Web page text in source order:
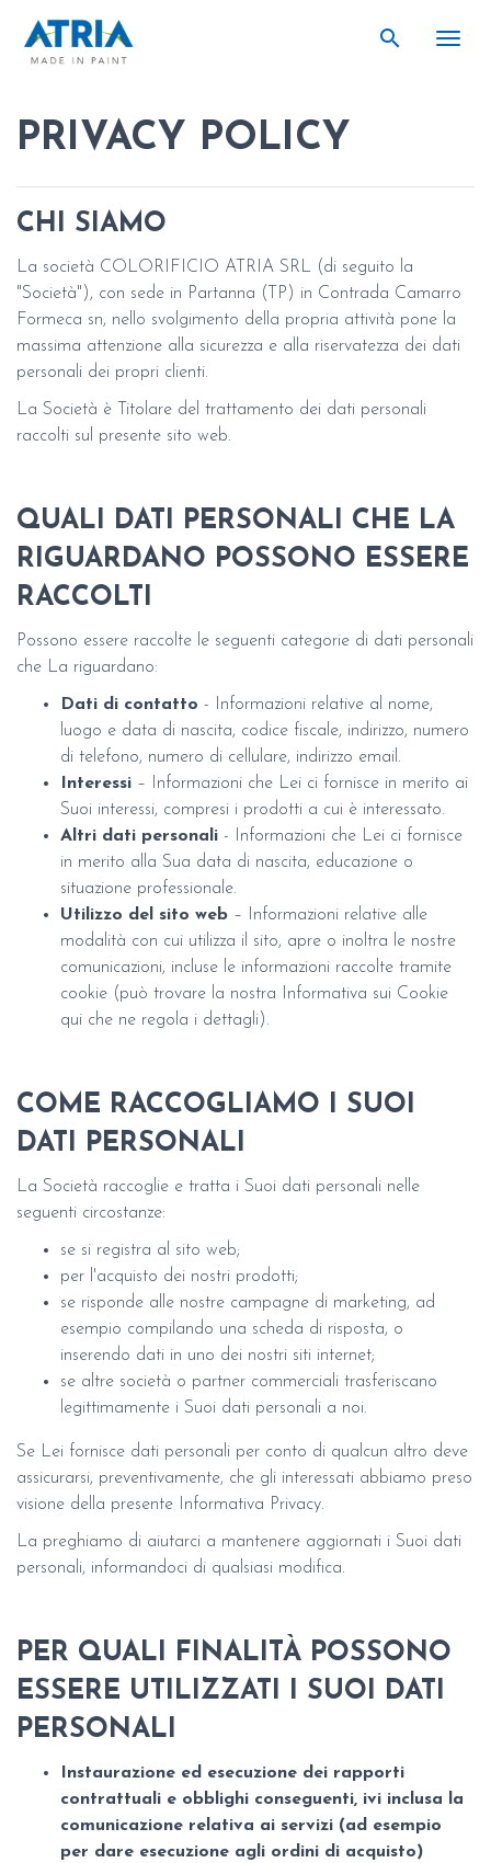
search
PRIVACY POLICY
CHI SIAMO
La società COLORIFICIO ATRIA SRL (di seguito la
"Società"), con sede in Partanna (TP) in Contrada Camarro
Formeca sn, nello svolgimento della propria attività pone la
massima attenzione alla sicurezza e alla riservatezza dei dati
personali dei propri clienti.
La Società è Titolare del trattamento dei dati personali
raccolti sul presente sito web.
QUALI DATI PERSONALI CHE LA
RIGUARDANO POSSONO ESSERE
RACCOLTI
Possono essere raccolte le seguenti categorie di dati personali
che La riguardano:
Dati di contatto - Informazioni relative al nome,
luogo e data di nascita, codice fiscale, indirizzo, numero
di telefono, numero di cellulare, indirizzo email.
Interessi – Informazioni che Lei ci fornisce in merito ai
Suoi interessi, compresi i prodotti a cui è interessato.
Altri dati personali - Informazioni che Lei ci fornisce
in merito alla Sua data di nascita, educazione o
situazione professionale.
Utilizzo del sito web – Informazioni relative alle
modalità con cui utilizza il sito, apre o inoltra le nostre
comunicazioni, incluse le informazioni raccolte tramite
cookie (può trovare la nostra Informativa sui Cookie
qui che ne regola i dettagli).
COME RACCOGLIAMO I SUOI
DATI PERSONALI
La Società raccoglie e tratta i Suoi dati personali nelle
seguenti circostanze:
se si registra al sito web;
per l'acquisto dei nostri prodotti;
se risponde alle nostre campagne di marketing, ad
esempio compilando una scheda di risposta, o
inserendo dati in uno dei nostri siti internet;
se altre società o partner commerciali trasferiscano
legittimamente i Suoi dati personali a noi.
Se Lei fornisce dati personali per conto di qualcun altro deve
assicurarsi, preventivamente, che gli interessati abbiamo preso
visione della presente Informativa Privacy.
La preghiamo di aiutarci a mantenere aggiornati i Suoi dati
personali, informandoci di qualsiasi modifica.
PER QUALI FINALITÀ POSSONO
ESSERE UTILIZZATI I SUOI DATI
PERSONALI
Instaurazione ed esecuzione dei rapporti
contrattuali e obblighi conseguenti, ivi inclusa la
comunicazione relativa ai servizi (ad esempio
per dare esecuzione agli ordini di acquisto)